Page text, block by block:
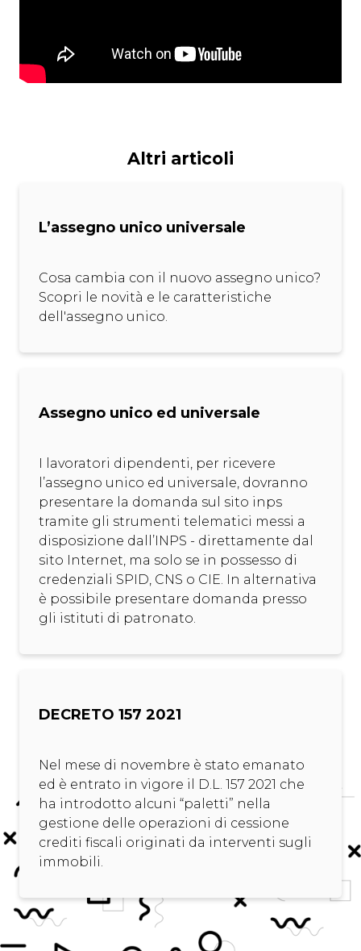
Altri articoli
L’assegno unico universale
Cosa cambia con il nuovo assegno unico?
Scopri le novità e le caratteristiche
dell'assegno unico.
Assegno unico ed universale
I lavoratori dipendenti, per ricevere
l’assegno unico ed universale, dovranno
presentare la domanda sul sito inps
tramite gli strumenti telematici messi a
disposizione dall’INPS - direttamente dal
sito Internet, ma solo se in possesso di
credenziali SPID, CNS o CIE. In alternativa
è possibile presentare domanda presso
gli istituti di patronato.
DECRETO 157 2021
Nel mese di novembre è stato emanato
ed è entrato in vigore il D.L. 157 2021 che
ha introdotto alcuni “paletti” nella
gestione delle operazioni di cessione
crediti fiscali originati da interventi sugli
immobili.